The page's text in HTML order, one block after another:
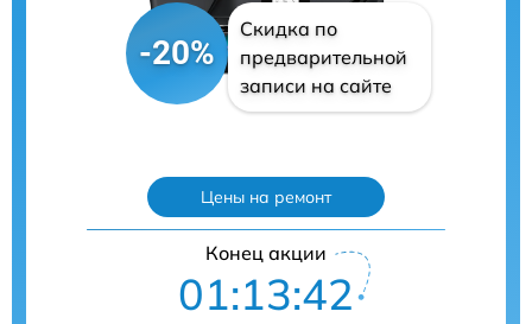
-20%
Скидка по
предварительной
записи на сайте
Цены на ремонт
Конец акции
01:13:41